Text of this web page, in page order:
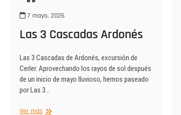
7 mayo, 2026
Las 3 Cascadas Ardonés
Las 3 Cascadas de Ardonés, excursión de
Cerler. Aprovechando los rayos de sol después
de un inicio de mayo lluvioso, hemos paseado
por Las 3…
Ver másLas